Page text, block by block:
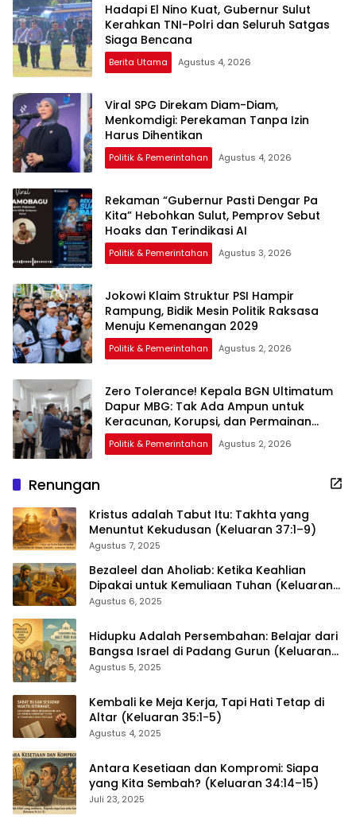
Hadapi El Nino Kuat, Gubernur Sulut
Kerahkan TNI-Polri dan Seluruh Satgas
Siaga Bencana
Berita Utama Agustus 4, 2026
Viral SPG Direkam Diam-Diam,
Menkomdigi: Perekaman Tanpa Izin
Harus Dihentikan
Politik & Pemerintahan Agustus 4, 2026
Rekaman “Gubernur Pasti Dengar Pa
Kita” Hebohkan Sulut, Pemprov Sebut
Hoaks dan Terindikasi AI
Politik & Pemerintahan Agustus 3, 2026
Jokowi Klaim Struktur PSI Hampir
Rampung, Bidik Mesin Politik Raksasa
Menuju Kemenangan 2029
Politik & Pemerintahan Agustus 2, 2026
Zero Tolerance! Kepala BGN Ultimatum
Dapur MBG: Tak Ada Ampun untuk
Keracunan, Korupsi, dan Permainan
Kotor
Politik & Pemerintahan Agustus 2, 2026
Renungan
Kristus adalah Tabut Itu: Takhta yang
Menuntut Kekudusan (Keluaran 37:1–9)
Agustus 7, 2025
Bezaleel dan Aholiab: Ketika Keahlian
Dipakai untuk Kemuliaan Tuhan (Keluaran
36:1–7)
Agustus 6, 2025
Hidupku Adalah Persembahan: Belajar dari
Bangsa Israel di Padang Gurun (Keluaran
35:4–29)
Agustus 5, 2025
Kembali ke Meja Kerja, Tapi Hati Tetap di
Altar (Keluaran 35:1-5)
Agustus 4, 2025
Antara Kesetiaan dan Kompromi: Siapa
yang Kita Sembah? (Keluaran 34:14–15)
Juli 23, 2025